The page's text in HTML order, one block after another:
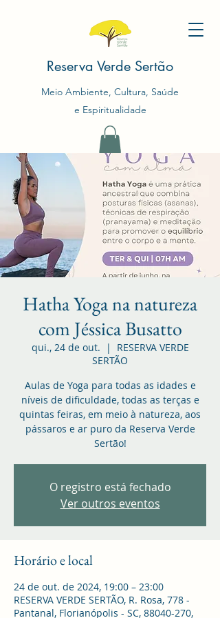
Reserva Verde Sertão
Meio Ambiente, Cultura, Saúde
e Espiritualidade
Hatha Yoga na natureza
com Jéssica Busatto
qui., 24 de out.
  |
RESERVA VERDE
SERTÃO
Aulas de Yoga para todas as idades e
níveis de dificuldade, todas as terças e
quintas feiras, em meio à natureza, aos
pássaros e ar puro da Reserva Verde
Sertão!
O registro está fechado
Ver outros eventos
Horário e local
24 de out. de 2024, 19:00 – 23:00
RESERVA VERDE SERTÃO, R. Rosa, 778 -
Pantanal, Florianópolis - SC, 88040-270,